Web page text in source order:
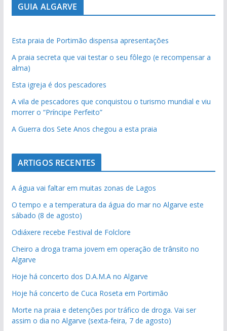
GUIA ALGARVE
Esta praia de Portimão dispensa apresentações
A praia secreta que vai testar o seu fôlego (e recompensar a
alma)
Esta igreja é dos pescadores
A vila de pescadores que conquistou o turismo mundial e viu
morrer o “Príncipe Perfeito”
A Guerra dos Sete Anos chegou a esta praia
ARTIGOS RECENTES
A água vai faltar em muitas zonas de Lagos
O tempo e a temperatura da água do mar no Algarve este
sábado (8 de agosto)
Odiáxere recebe Festival de Folclore
Cheiro a droga trama jovem em operação de trânsito no
Algarve
Hoje há concerto dos D.A.M.A no Algarve
Hoje há concerto de Cuca Roseta em Portimão
Morte na praia e detenções por tráfico de droga. Vai ser
assim o dia no Algarve (sexta-feira, 7 de agosto)